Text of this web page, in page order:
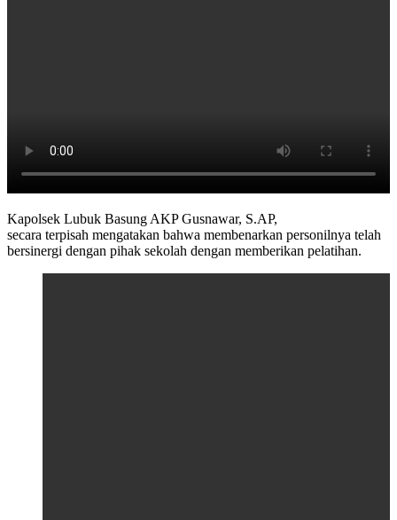
Kapolsek Lubuk Basung AKP Gusnawar, S.AP,
secara terpisah mengatakan bahwa membenarkan personilnya telah
bersinergi dengan pihak sekolah dengan memberikan pelatihan.